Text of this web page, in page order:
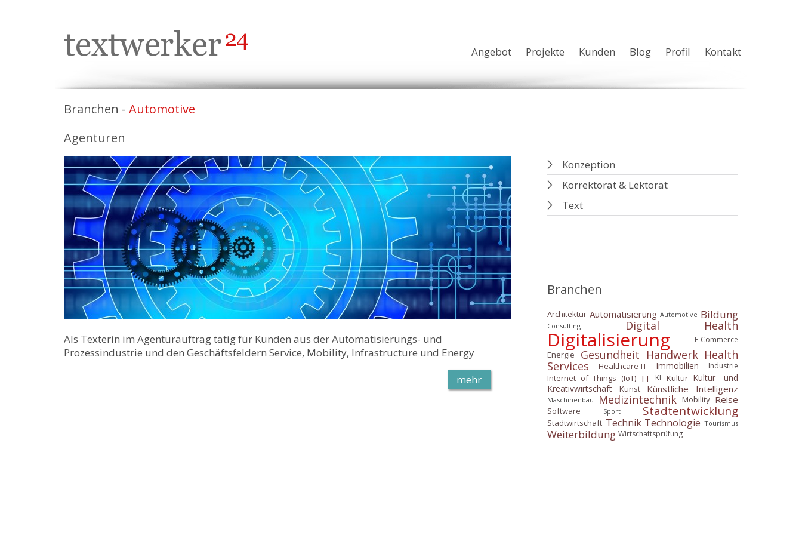
Angebot Projekte Kunden Blog Profil Kontakt
Branchen - Automotive
Agenturen
Als Texterin im Agenturauftrag tätig für Kunden aus der Automatisierungs- und
Prozessindustrie und den Geschäftsfeldern Service, Mobility, Infrastructure und Energy
mehr
Konzeption
Korrektorat & Lektorat
Text
Branchen
Architektur Automatisierung Automotive Bildung
Consulting Digital Health
Digitalisierung E-Commerce
Energie Gesundheit Handwerk Health
Services
Healthcare-IT Immobilien Industrie
Internet of Things (IoT) IT KI Kultur Kultur- und
Kreativwirtschaft
Kunst Künstliche Intelligenz
Maschinenbau Medizintechnik Mobility Reise
Software Sport Stadtentwicklung
Stadtwirtschaft Technik Technologie Tourismus
Weiterbildung Wirtschaftsprüfung